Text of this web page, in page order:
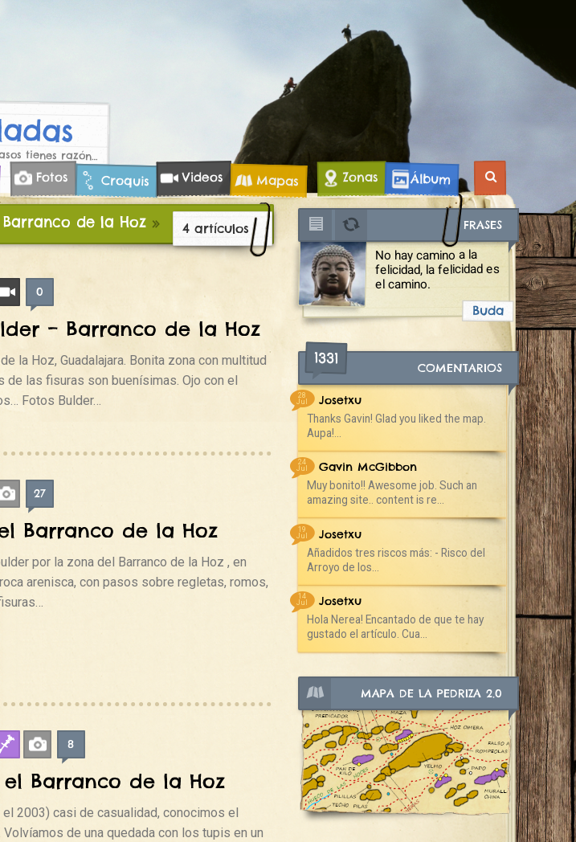
tienes razón…
Fotos Croquis Videos Mapas Zonas Álbum
Barranco de la Hoz » 4 artículos
Videos0
– Barranco de la Hoz
la Hoz, Guadalajara. Bonita zona con multitud
de las fisuras son buenísimas. Ojo con el
Fotos Bulder…
Fotos 27
Barranco de la Hoz
por la zona del Barranco de la Hoz , en
roca arenisca, con pasos sobre regletas, romos,
FisurasFotos 8
el Barranco de la Hoz
el 2003) casi de casualidad, conocimos el
Volvíamos de una quedada con los tupis en un
FRASES
No hay camino a la
felicidad, la felicidad es
el camino.
Buda
COMENTARIOS
1331
28
Jul
Josetxu
Thanks Gavin! Glad you liked the map.
Aupa!...
24
Jul
Gavin McGibbon
Muy bonito!! Awesome job. Such an
amazing site.. content is re...
19
Jul
Josetxu
Añadidos tres riscos más: - Risco del
Arroyo de los...
14
Jul
Josetxu
Hola Nerea! Encantado de que te hay
gustado el artículo. Cua...
MAPA DE LA PEDRIZA 2.0